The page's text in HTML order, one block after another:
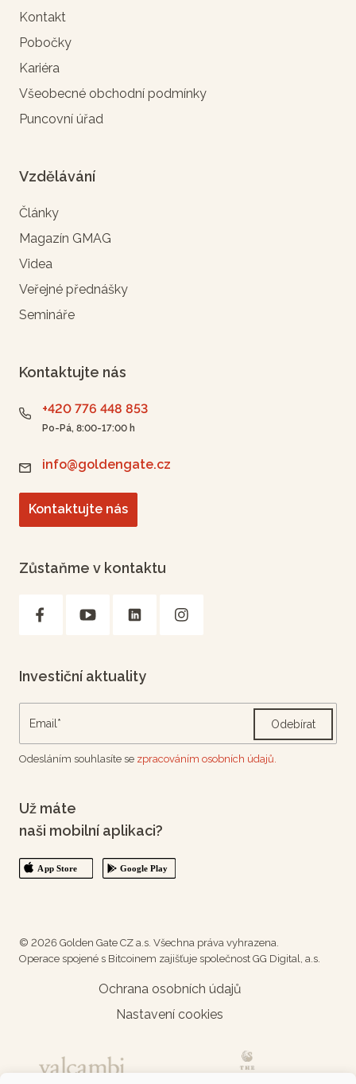
Kontakt
Pobočky
Kariéra
Všeobecné obchodní podmínky
Puncovní úřad
Vzdělávání
Články
Magazín GMAG
Videa
Veřejné přednášky
Semináře
Kontaktujte nás
+420 776 448 853
Po-Pá, 8:00-17:00 h
info@goldengate.cz
Kontaktujte nás
Zůstaňme v kontaktu
Investiční aktuality
Odebírat
Odesláním souhlasíte se zpracováním osobních údajů.
Už máte
naši mobilní aplikaci?
© 2026 Golden Gate CZ a.s. Všechna práva vyhrazena.
Operace spojené s Bitcoinem zajišťuje společnost GG Digital, a.s.
Ochrana osobních údajů
Nastavení cookies